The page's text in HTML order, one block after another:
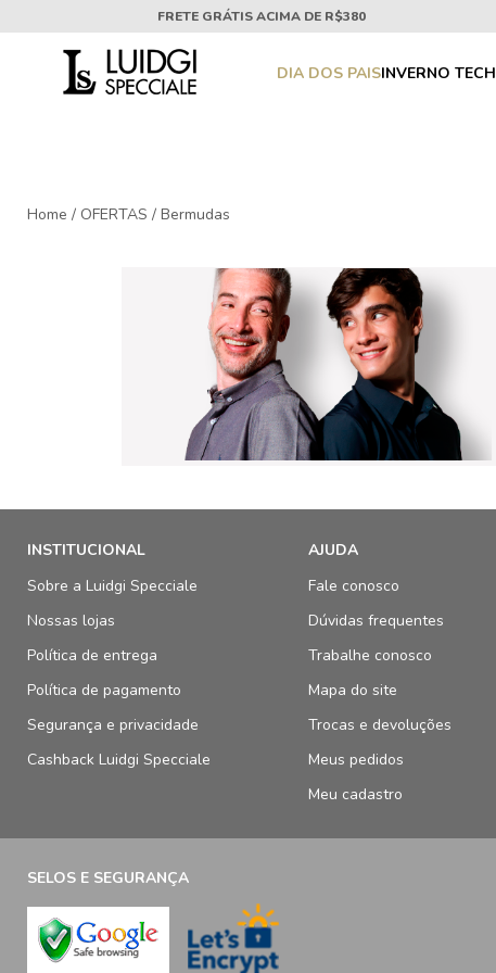
FRETE GRÁTIS ACIMA DE R$380
DIA DOS PAISINVERNO TECH
Home / OFERTAS / Bermudas
INSTITUCIONAL
Sobre a Luidgi Specciale
Nossas lojas
Política de entrega
Política de pagamento
Segurança e privacidade
Cashback Luidgi Specciale
AJUDA
Fale conosco
Dúvidas frequentes
Trabalhe conosco
Mapa do site
Trocas e devoluções
Meus pedidos
Meu cadastro
SELOS E SEGURANÇA